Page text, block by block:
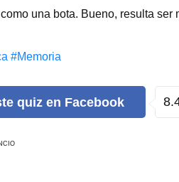
una bota. Bueno, resulta ser
#Memoria
quiz en Facebook